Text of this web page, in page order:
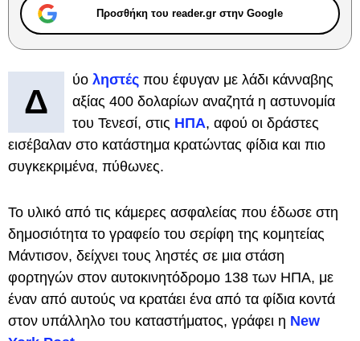
Προσθήκη του reader.gr στην Google
Δ
ύο ληστές που έφυγαν με λάδι κάνναβης
αξίας 400 δολαρίων αναζητά η αστυνομία
του Τενεσί, στις ΗΠΑ, αφού οι δράστες
εισέβαλαν στο κατάστημα κρατώντας φίδια και πιο
συγκεκριμένα, πύθωνες.
Το υλικό από τις κάμερες ασφαλείας που έδωσε στη
δημοσιότητα το γραφείο του σερίφη της κομητείας
Μάντισον, δείχνει τους ληστές σε μια στάση
φορτηγών στον αυτοκινητόδρομο 138 των ΗΠΑ, με
έναν από αυτούς να κρατάει ένα από τα φίδια κοντά
στον υπάλληλο του καταστήματος, γράφει η New